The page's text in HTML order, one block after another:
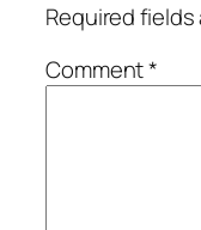
Required
Comment*